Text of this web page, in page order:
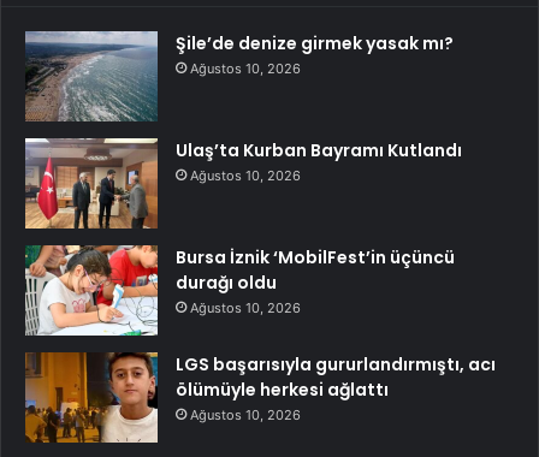
Şile’de denize girmek yasak mı?
Ağustos 10, 2026
Ulaş’ta Kurban Bayramı Kutlandı
Ağustos 10, 2026
Bursa İznik ‘MobilFest’in üçüncü
durağı oldu
Ağustos 10, 2026
LGS başarısıyla gururlandırmıştı, acı
ölümüyle herkesi ağlattı
Ağustos 10, 2026